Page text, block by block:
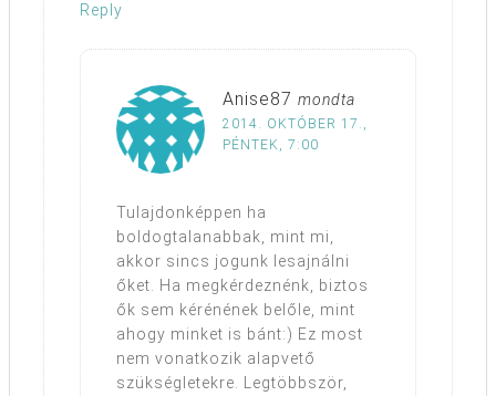
Reply
Anise87 mondta
2014. OKTÓBER 17.,
PÉNTEK, 7:00
Tulajdonképpen ha
boldogtalanabbak, mint mi,
akkor sincs jogunk lesajnálni
őket. Ha megkérdeznénk, biztos
ők sem kérénének belőle, mint
ahogy minket is bánt:) Ez most
nem vonatkozik alapvető
szükségletekre. Legtöbbször,